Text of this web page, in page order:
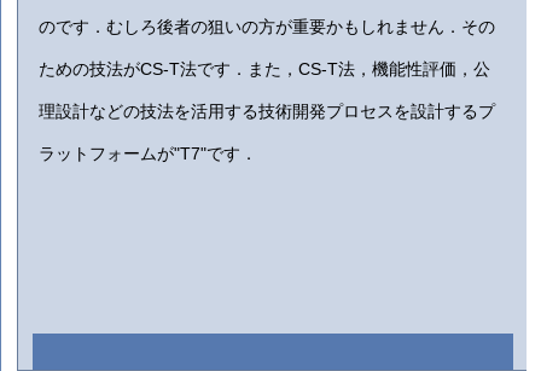
のです．むしろ後者の狙いの方が重要かもしれません．その
ための技法がCS-T法です．また，CS-T法，機能性評価，公
理設計などの技法を活用する技術開発プロセスを設計するプ
ラットフォームが"T7"です．